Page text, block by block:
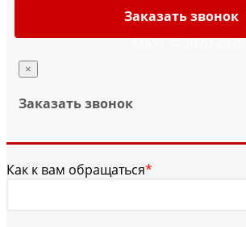
Заказать звонок
MAST © 2020-2026
×
Заказать звонок
Как к вам обращаться*